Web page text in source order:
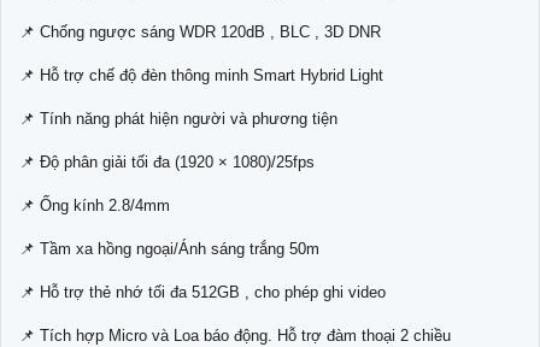
📌 Chống ngược sáng WDR 120dB , BLC , 3D DNR
📌 Hỗ trợ chế độ đèn thông minh Smart Hybrid Light
📌 Tính năng phát hiện người và phương tiện
📌 Độ phân giải tối đa (1920 × 1080)/25fps
📌 Ống kính 2.8/4mm
📌 Tầm xa hồng ngoại/Ánh sáng trắng 50m
📌 Hỗ trợ thẻ nhớ tối đa 512GB , cho phép ghi video
📌 Tích hợp Micro và Loa báo động. Hỗ trợ đàm thoại 2 chiều